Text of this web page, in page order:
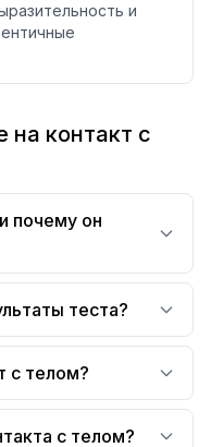
и
на контакт с
почему он
теста?
с телом?
с телом?